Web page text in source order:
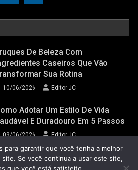
De Beleza Com
Caseiros Que Vão
Sua Rotina
10/06/2026 Editor JC
Adotar Um Estilo De Vida
E Duradouro Em 5 Passos
09/06/2026 Editor JC
para garantir que você tenha a melhor
Se você continua a usar este site,
que você está satisfeito.